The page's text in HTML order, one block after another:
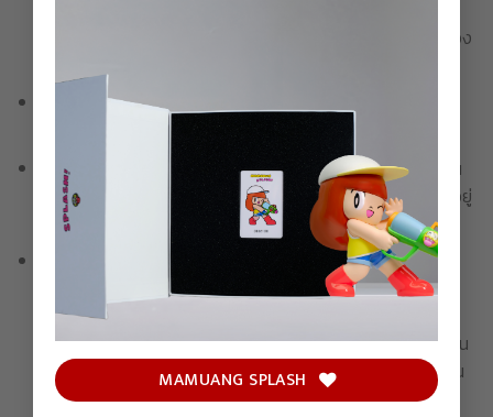
MAMUANG SPLASH
เปลี่ยนแปลงได้ โปรดตรวจสอบความถูกต้องของชื่อและที่อยู่ของ
ท่านให้เรียบร้อยก่อนชำระเงิน
หากไม่ชำระเงินภายในเวลาที่กำหนด บริษัทขอสงวนสิทธิ์ในการ
ยกเลิกรายการสั่งซื้อ
ขอสงวนสิทธิ์ในการจำกัด ลดปริมาณ หรือยกเลิกคำสั่งซื้อได้ ใน
กรณีที่ค้นพบการกระทำทุจริตหรือผิดกฎหมายอื่นใดที่บังคับใช้อยู่
โดยขึ้นอยู่กับดุลยพินิจของบริษัทแต่เพียงผู้เดียว
สำหรับสินค้าบางรายการ ซึ่งต้องใช้เวลาในการผลิตเพื่อชิ้นงาน
ศิลปะที่ดีที่สุด บริษัทไม่สามารถรับประกันได้ว่าจะสามารถดำเนิน
การจัดส่งได้ภายในกรอบเวลาที่กำหนด อาจเกิดการตคลาด
เคลื่อนอันเนื่องมาจากกระบวนการผลิต ซึ่งบริษัทจะแจ้งให้ทุกท่าน
ทราบหากเกิดเหตุสุดวิสัยเช่นนั้น โดยขอสงวนสิทธิ์ในการเปลี่ยน
สินค้าหรือคืนเงินในทุกกรณี